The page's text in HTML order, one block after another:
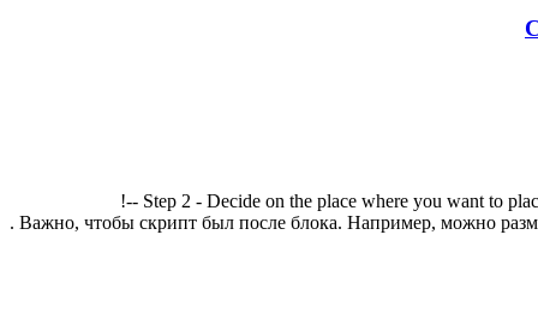
!-- Step 2 - Decide on the place where you want to
. Важно, чтобы скрипт был после блока. Например, можно